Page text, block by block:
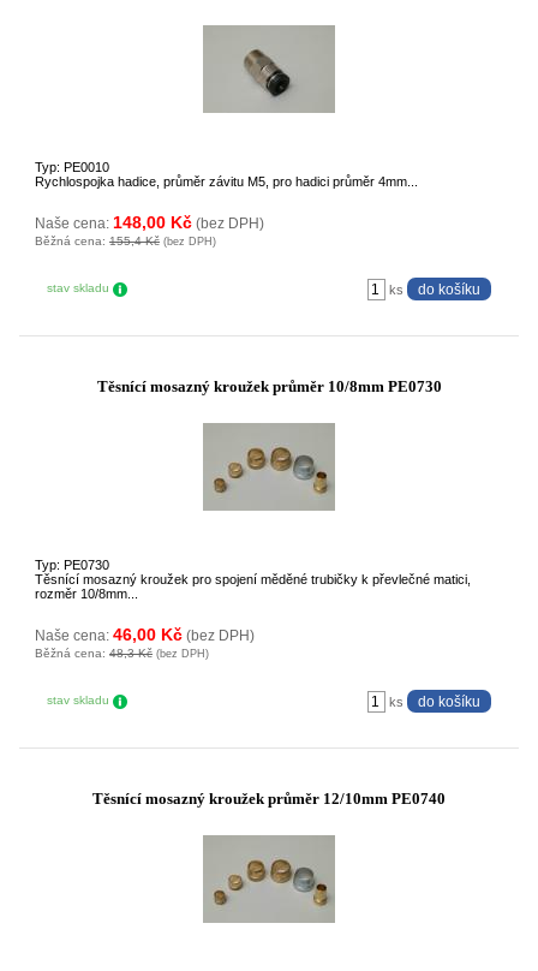
Typ: PE0010
Rychlospojka hadice, průměr závitu M5, pro hadici průměr 4mm...
Naše cena: 148,00 Kč (bez DPH)
Běžná cena: 155,4 Kč (bez DPH)
stav skladu ks
Těsnící mosazný kroužek průměr 10/8mm PE0730
Typ: PE0730
Těsnící mosazný kroužek pro spojení měděné trubičky k převlečné matici,
rozměr 10/8mm...
Naše cena: 46,00 Kč (bez DPH)
Běžná cena: 48,3 Kč (bez DPH)
stav skladu ks
Těsnící mosazný kroužek průměr 12/10mm PE0740